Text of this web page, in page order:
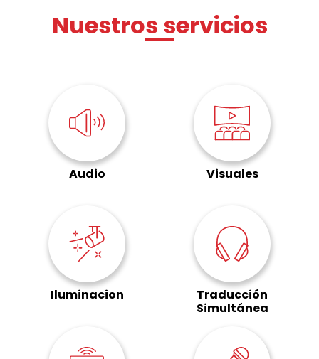
Nuestros servicios
Audio Visuales
Iluminacion
Traducción
Simultánea